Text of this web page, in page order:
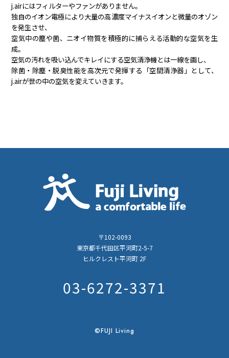
j.airにはフィルターやファンがありません。
独自のイオン電極により大量の高濃度マイナスイオンと微量のオゾン
を発生させ、
空気中の塵や菌、ニオイ物質を積極的に捕らえる活動的な空気を生
成。
空気の汚れを吸い込んでキレイにする空気清浄機とは一線を画し、
除菌・除塵・脱臭性能を高次元で発揮する「空間清浄器」として、
j.airが世の中の空気を変えていきます。
〒102-0093
東京都千代田区平河町2-5-7
ヒルクレスト平河町 2F
03-6272-3371
©FUJI Living